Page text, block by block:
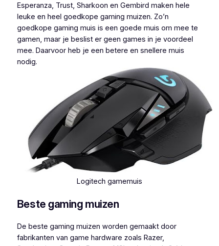
Esperanza, Trust, Sharkoon en Gembird maken hele
leuke en heel goedkope gaming muizen. Zo’n
goedkope gaming muis is een goede muis om mee te
gamen, maar je beslist er geen games in je voordeel
mee. Daarvoor heb je een betere en snellere muis
nodig.
Logitech gamemuis
Beste gaming muizen
De beste gaming muizen worden gemaakt door
fabrikanten van game hardware zoals Razer,